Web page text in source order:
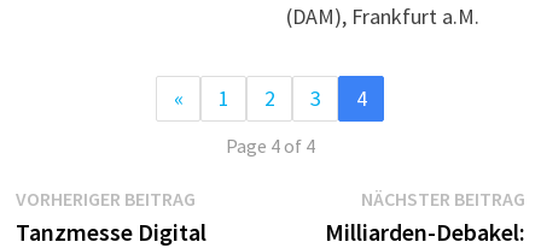
(DAM), Frankfurt a.M.
« 1 2 3 4
Page 4 of 4
Beitragsnavigation
VORHERIGER BEITRAG
Beitrag:
Tanzmesse Digital
NÄCHSTER BEITRAG
Milliarden-Debakel: